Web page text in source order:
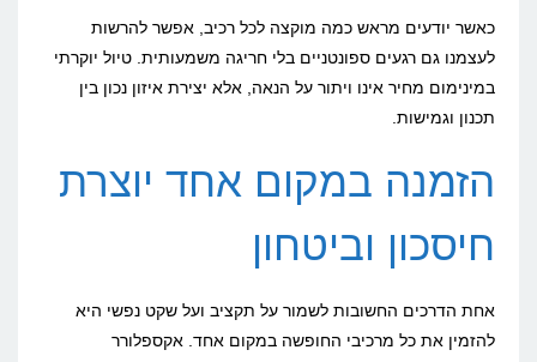
כאשר יודעים מראש כמה מוקצה לכל רכיב, אפשר להרשות
לעצמנו גם רגעים ספונטניים בלי חריגה משמעותית. טיול יוקרתי
במינימום מחיר אינו ויתור על הנאה, אלא יצירת איזון נכון בין
תכנון וגמישות.
הזמנה במקום אחד יוצרת
חיסכון וביטחון
אחת הדרכים החשובות לשמור על תקציב ועל שקט נפשי היא
להזמין את כל מרכיבי החופשה במקום אחד. אקספלורר